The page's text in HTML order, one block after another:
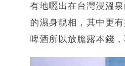
有地曬出在台灣浸溫
的濕身靚相，其中更
啤酒所以放膽露本錢